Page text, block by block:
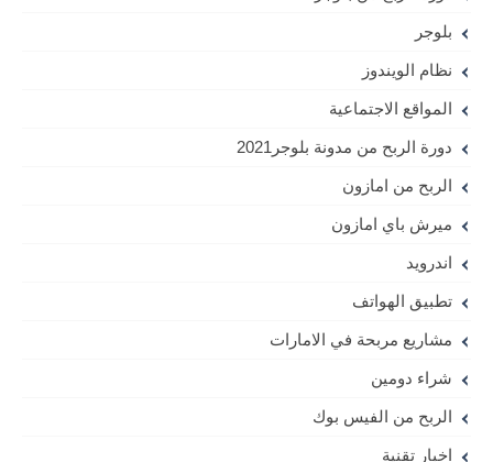
بلوجر
نظام الويندوز
المواقع الاجتماعية
دورة الربح من مدونة بلوجر2021
الربح من امازون
ميرش باي امازون
اندرويد
تطبيق الهواتف
مشاريع مربحة في الامارات
شراء دومين
الربح من الفيس بوك
اخبار تقنية